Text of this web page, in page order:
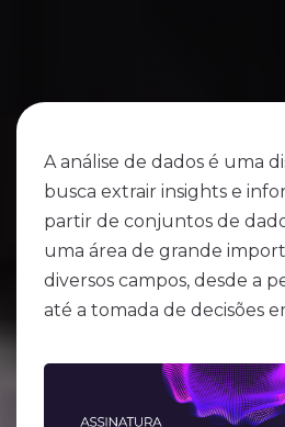
A análise de dados é uma
busca extrair insights e
partir de conjuntos de
uma área de grande
diversos campos, desde a
até a tomada de decisões